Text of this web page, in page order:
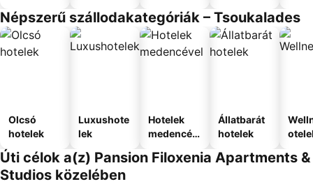
Népszerű szállodakategóriák – Tsoukalades
Olcsó
hotelek
Luxushote
lek
Hotelek
medencév
Állatbarát
hotelek
Úti célok a(z) Pansion Filoxenia Apartments &
Studios közelében